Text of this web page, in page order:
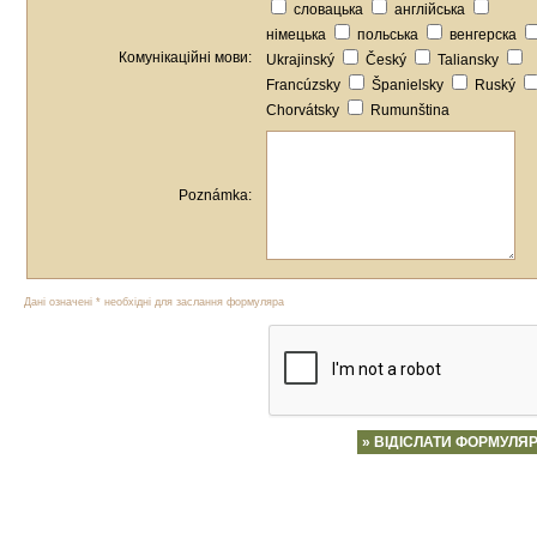
Комунікаційні мови:
словацька
англійська
німецька
польська
венгерска
Ukrajinský
Český
Taliansky
Francúzsky
Španielsky
Ruský
Chorvátsky
Rumunština
Poznámka:
Дані означені * необхідні для заслання формуляра